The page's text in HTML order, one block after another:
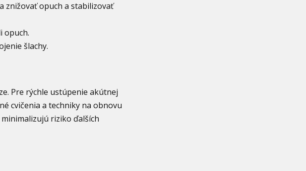
znižovať opuch a stabilizovať
opuch.
šlachy.
Pre rýchle ustúpenie akútnej
cvičenia a techniky na obnovu
riziko ďalších